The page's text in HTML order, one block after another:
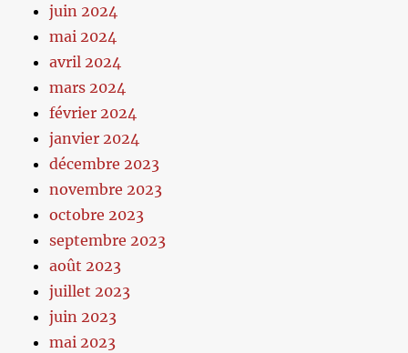
juin 2024
mai 2024
avril 2024
mars 2024
février 2024
janvier 2024
décembre 2023
novembre 2023
octobre 2023
septembre 2023
août 2023
juillet 2023
juin 2023
mai 2023